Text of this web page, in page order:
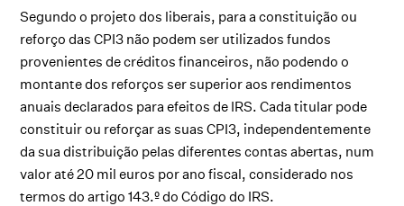
Segundo o projeto dos liberais, para a constituição ou
reforço das CPI3 não podem ser utilizados fundos
provenientes de créditos financeiros, não podendo o
montante dos reforços ser superior aos rendimentos
anuais declarados para efeitos de IRS. Cada titular pode
constituir ou reforçar as suas CPI3, independentemente
da sua distribuição pelas diferentes contas abertas, num
valor até 20 mil euros por ano fiscal, considerado nos
termos do artigo 143.º do Código do IRS.